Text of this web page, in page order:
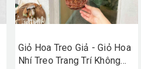
Giỏ Hoa Treo Giả - Giỏ Hoa
Nhí Treo Trang Trí Không